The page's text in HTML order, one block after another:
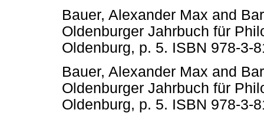
Bauer, Alexander Max and
Oldenburger Jahrbuch für
Oldenburg, p. 5. ISBN 978-3-
Bauer, Alexander Max and
Oldenburger Jahrbuch für
Oldenburg, p. 5. ISBN 978-3-